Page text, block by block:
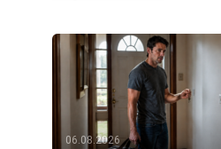
06.08.2026